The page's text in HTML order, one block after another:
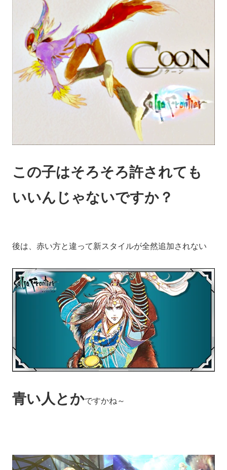
この子はそろそろ許されても
いいんじゃないですか？
後は、赤い方と違って新スタイルが全然追加されない
青い人とかですかね～